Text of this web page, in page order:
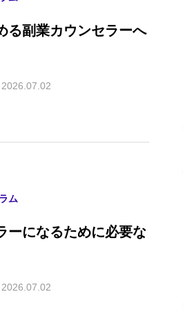
る副業カウンセラーへ
2026.07.02
ム
ーになるために必要な
2026.07.02